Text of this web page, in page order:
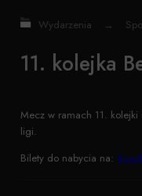
Wydarzenia →
11. kolejka
Mecz w ramach 11. kolejki
ligi.
Bilety do nabycia na: